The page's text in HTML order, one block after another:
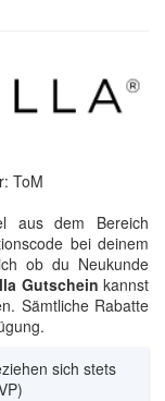
ToM
aus dem Bereich
bei deinem
ob du Neukunde
Gutschein kannst
Sämtliche Rabatte
sich stets